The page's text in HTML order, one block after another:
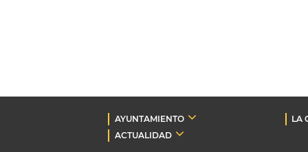
AYUNTAMIENTO
LA
ACTUALIDAD